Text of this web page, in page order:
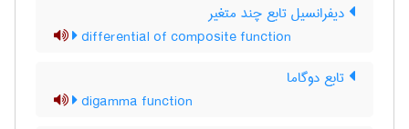
دیفرانسیل تابع چند متغیر
differential of composite function
تابع دوگاما
digamma function